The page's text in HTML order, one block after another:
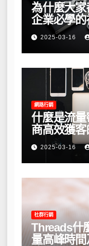
為什麼大
企業必學
2025-03-16
網路行銷
什麼是流
商高效獲
2025-03-16
社群行銷
Threads什
量高峰時